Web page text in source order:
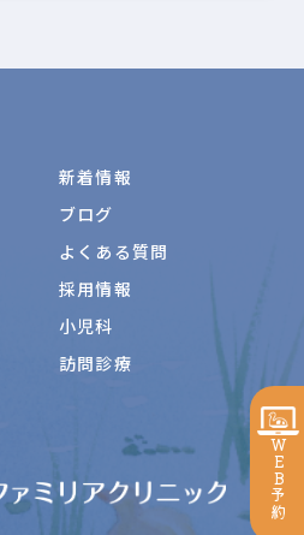
新着情報
ブログ
よくある質問
採用情報
小児科
訪問診療
WEB予約